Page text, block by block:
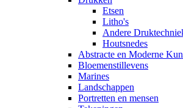
Etsen
Litho's
Andere
Houtsnedes
Abstracte en Moderne
Bloemenstillevens
Marines
Landschappen
Portretten en mensen